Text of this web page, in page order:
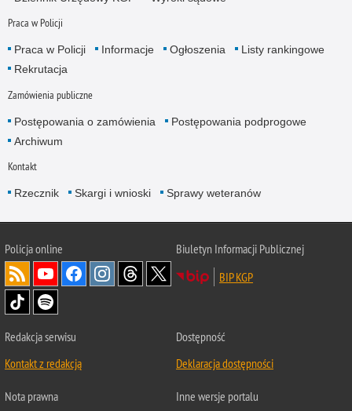
Praca w Policji
Praca w Policji Informacje Ogłoszenia
Listy rankingowe
Rekrutacja
Zamówienia publiczne
Postępowania o zamówienia
Postępowania podprogowe
Archiwum
Kontakt
Rzecznik Skargi i wnioski Sprawy weteranów
Policjaonline
Biuletyn Informacji Publicznej
BIP KGP
Redakcja serwisu
Kontakt z redakcją
Dostępność
Deklaracja dostępności
Nota prawna
Inne wersje portalu